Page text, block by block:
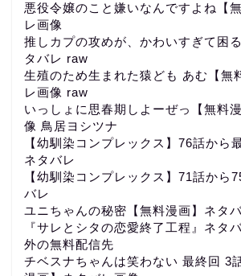
悪役令嬢のこと嫌いなんですよね【
レ画像
推しカプの攻めが、かわいすぎて困
タバレ raw
生殖のため生まれた猿ども あむ【無
レ画像 raw
いっしょに思春期しよーぜっ【無料
像 鳥居ヨシツナ
【幼馴染コンプレックス】76話から
ネタバレ
【幼馴染コンプレックス】71話から
バレ
ユニちゃんの秘密【無料漫画】ネタ
『サレとシタの恋愛終了工程』ネタ
外の無料配信先
チベスナちゃんは笑わない 最終回 3